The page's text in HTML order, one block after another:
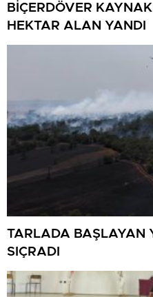
BİÇERDÖVER
HEKTAR ALAN YANDI
TARLADA BAŞLAYAN
SIÇRADI